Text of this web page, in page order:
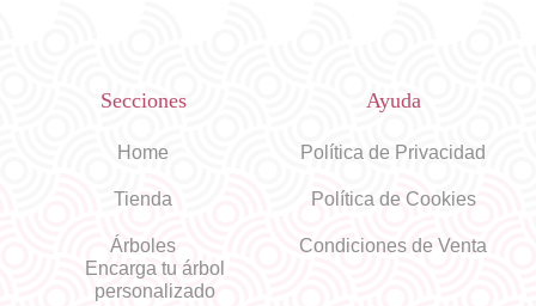
Secciones
Home
Tienda
Árboles
Encarga tu árbol
personalizado
Ayuda
Política de Privacidad
Política de Cookies
Condiciones de Venta